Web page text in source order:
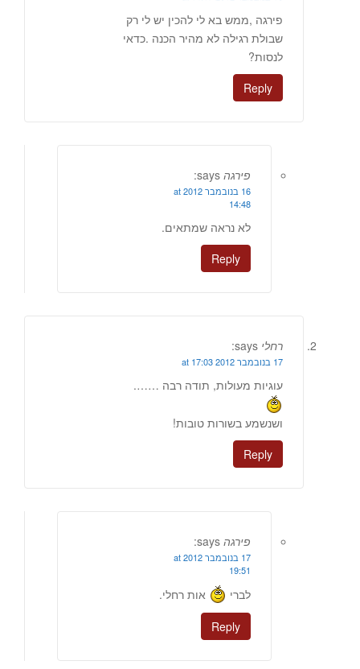
פירגה ,ממש בא לי להכין יש לי רק
שבולת רגילה לא מהיר הכנה .כדאי
לנסות?
Reply
פירגה says:
16 בנובמבר 2012 at
14:48
לא נראה שמתאים.
Reply
רחלי says:
17 בנובמבר 2012 at 17:03
עוגיות מעולות, תודה רבה …….
ושנשמע בשורות טובות!
Reply
פירגה says:
17 בנובמבר 2012 at
19:51
לברי
אות רחלי.
Reply